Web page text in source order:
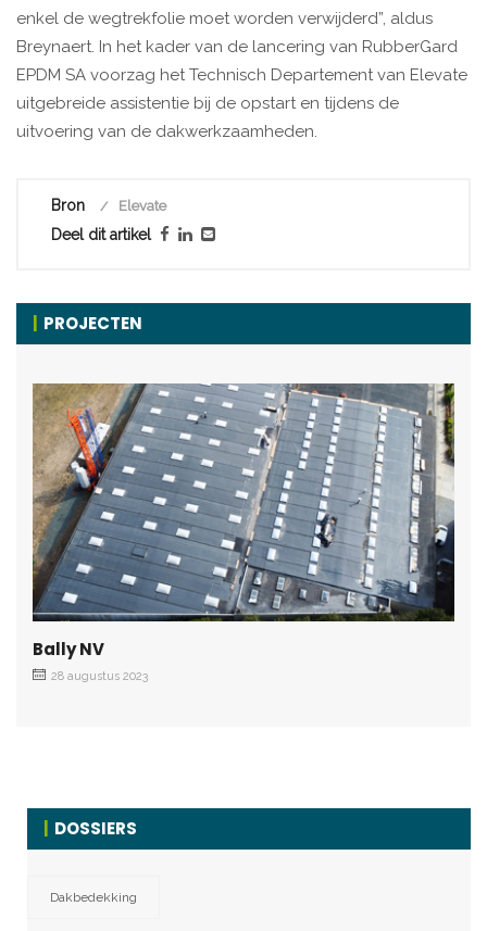
enkel de wegtrekfolie moet worden verwijderd”, aldus
Breynaert. In het kader van de lancering van RubberGard
EPDM SA voorzag het Technisch Departement van Elevate
uitgebreide assistentie bij de opstart en tijdens de
uitvoering van de dakwerkzaamheden.
Bron Elevate
Deel dit artikel
PROJECTEN
Bally NV
28 augustus 2023
DOSSIERS
Dakbedekking